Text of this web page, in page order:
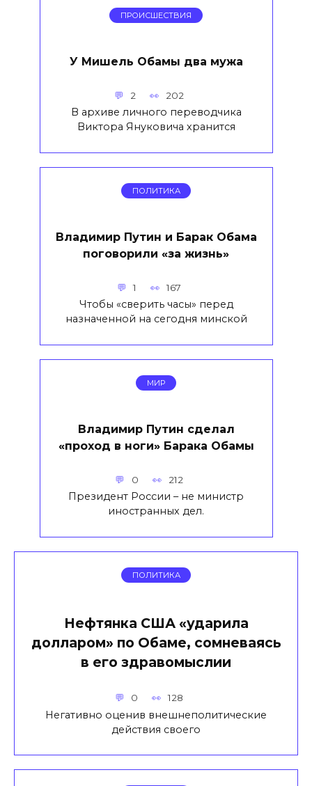
ПРОИСШЕСТВИЯ
У Мишель Обамы два мужа
2 202
В архиве личного переводчика
Виктора Януковича хранится
ПОЛИТИКА
Владимир Путин и Барак Обама
поговорили «за жизнь»
1 167
Чтобы «сверить часы» перед
назначенной на сегодня минской
МИР
Владимир Путин сделал
«проход в ноги» Барака Обамы
0 212
Президент России – не министр
иностранных дел.
ПОЛИТИКА
Нефтянка США «ударила
долларом» по Обаме, сомневаясь
в его здравомыслии
0 128
Негативно оценив внешнеполитические
действия своего